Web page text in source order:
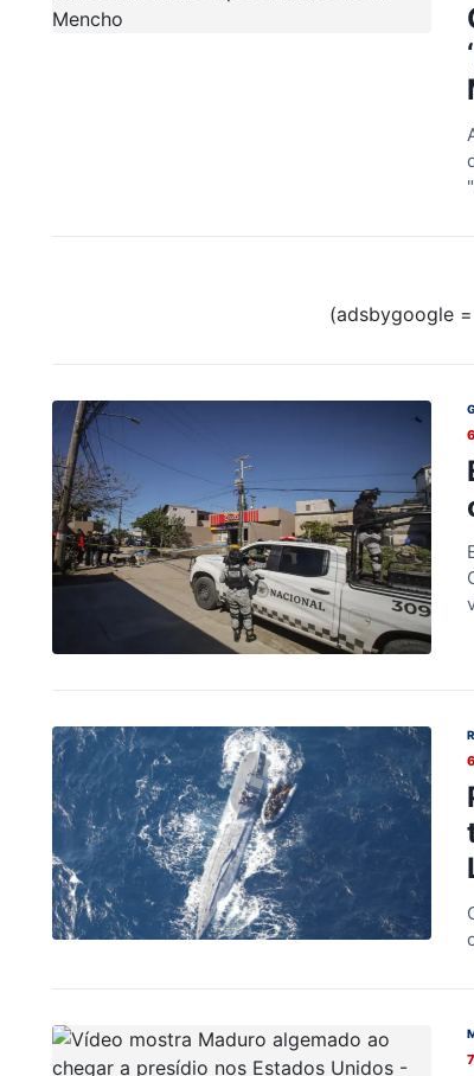
(adsbygoogle